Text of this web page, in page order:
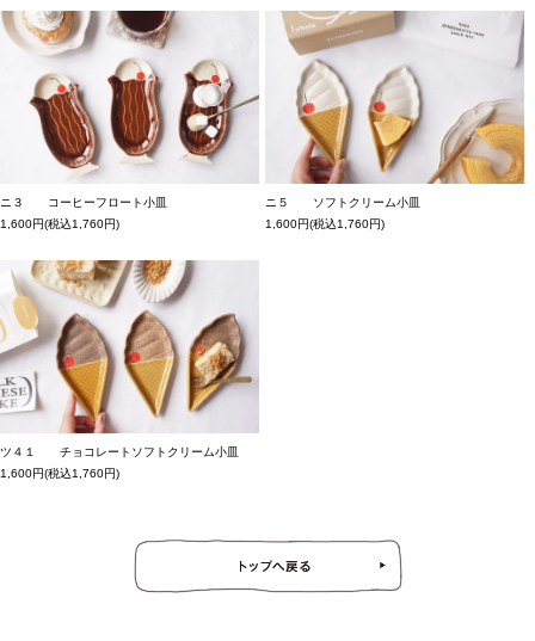
ニ３ コーヒーフロート小皿
1,600円(税込1,760円)
ニ５ ソフトクリーム小皿
1,600円(税込1,760円)
ツ４１ チョコレートソフトクリーム小皿
1,600円(税込1,760円)